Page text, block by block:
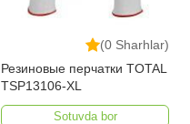
(0 Sharhlar)
Резиновые перчатки TOTAL
TSP13106-XL
Sotuvda bor